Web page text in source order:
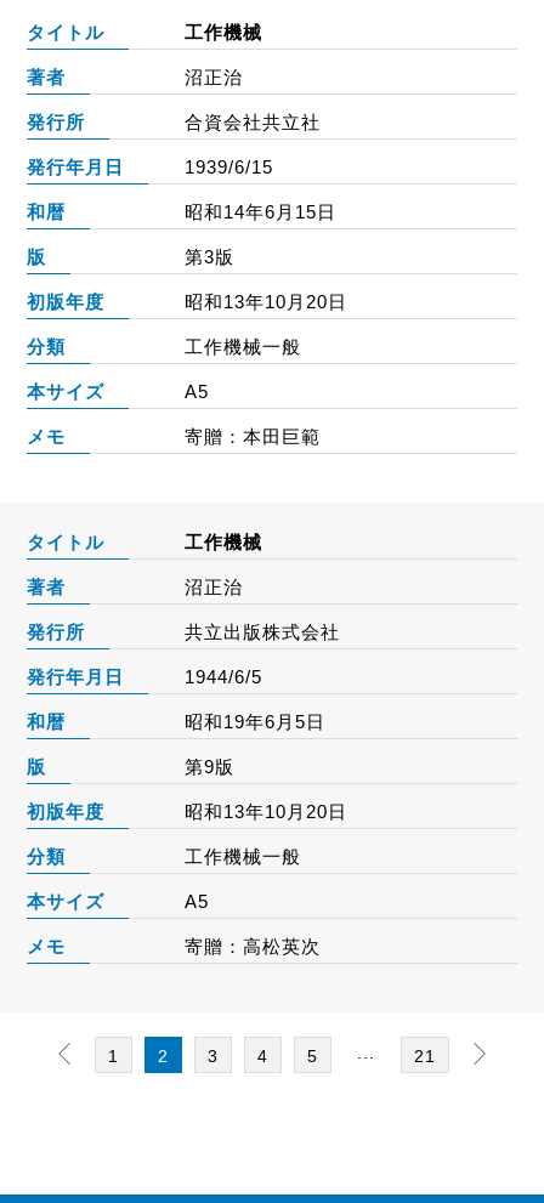
タイトル 工作機械
著者 沼正治
発行所 合資会社共立社
発行年月日 1939/6/15
和暦 昭和14年6月15日
版 第3版
初版年度 昭和13年10月20日
分類 工作機械一般
本サイズ A5
メモ 寄贈：本田巨範
タイトル 工作機械
著者 沼正治
発行所 共立出版株式会社
発行年月日 1944/6/5
和暦 昭和19年6月5日
版 第9版
初版年度 昭和13年10月20日
分類 工作機械一般
本サイズ A5
メモ 寄贈：高松英次
1 2 3 4 5 21